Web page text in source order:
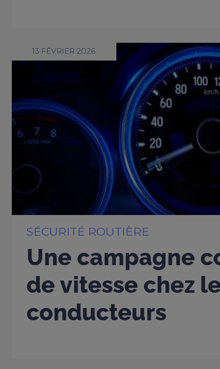
13 FÉVRIER 2026
SÉCURITÉ ROUTIÈRE
Une campagne
de vitesse chez
conducteurs